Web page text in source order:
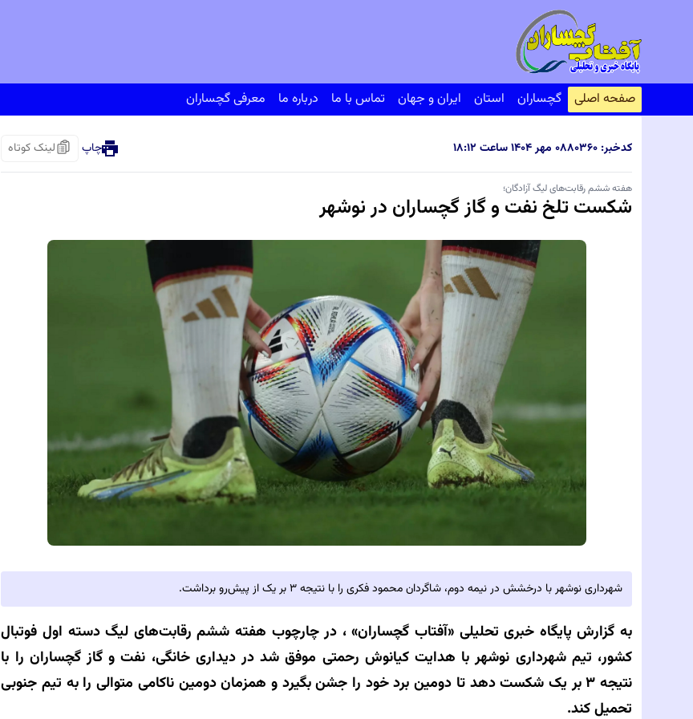
صفحه اصلی گچساران استان ایران و جهان تماس با ما درباره ما معرفی گچساران
کدخبر: ۸۰۳۶۰ ۰۸ مهر ۱۴۰۴ ساعت ۱۸:۱۲ چاپ لینک کوتاه
هفته ششم رقابت‌های لیگ آزادگان؛
شکست تلخ نفت و گاز گچساران در نوشهر
شهرداری نوشهر با درخشش در نیمه دوم، شاگردان محمود فکری را با نتیجه ۳ بر یک از پیش‌رو برداشت.
به گزارش پایگاه خبری تحلیلی‌ «آفتاب گچساران» ، در چارچوب هفته ششم رقابت‌های لیگ دسته اول فوتبال
کشور، تیم شهرداری نوشهر با هدایت کیانوش رحمتی موفق شد در دیداری خانگی، نفت و گاز گچساران را با
نتیجه ۳ بر یک شکست دهد تا دومین برد خود را جشن بگیرد و همزمان دومین ناکامی متوالی را به تیم جنوبی
تحمیل کند.